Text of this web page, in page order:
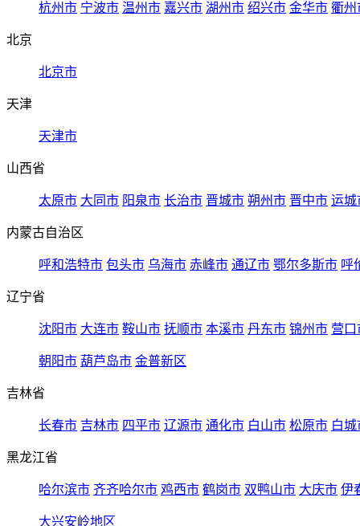
杭州市 宁波市 温州市 嘉兴市 湖州市 绍兴市 金华市 衢州
北京
北京市
天津
天津市
山西省
太原市 大同市 阳泉市 长治市 晋城市 朔州市 晋中市 运城
内蒙古自治区
呼和浩特市 包头市 乌海市 赤峰市 通辽市 鄂尔多斯市 呼
辽宁省
沈阳市 大连市 鞍山市 抚顺市 本溪市 丹东市 锦州市 营口
朝阳市 葫芦岛市 金普新区
吉林省
长春市 吉林市 四平市 辽源市 通化市 白山市 松原市 白城
黑龙江省
哈尔滨市 齐齐哈尔市 鸡西市 鹤岗市 双鸭山市 大庆市 伊
大兴安岭地区